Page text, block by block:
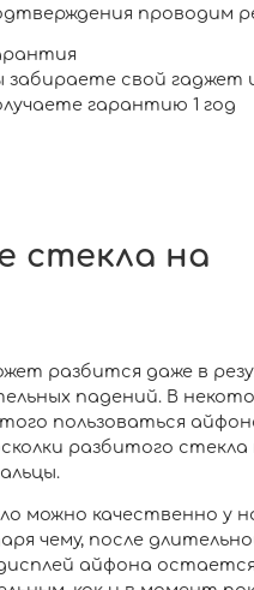
проводим
забираете свой гаджет
гарантию 1 год
стекла на
разбится даже в
падений. В
пользоваться
разбитого стекла
можно качественно у
чему, после
айфона